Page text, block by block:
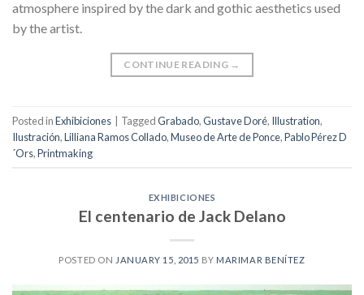
atmosphere inspired by the dark and gothic aesthetics used
by the artist.
CONTINUE READING →
Posted inExhibiciones TaggedGrabado,Gustave Doré, Illustration,
Ilustración,Lilliana Ramos Collado,Museo de Arte de Ponce,Pablo Pérez D
´Ors,Printmaking
EXHIBICIONES
El centenario de Jack Delano
POSTED ON JANUARY 15, 2015 BY MARIMAR BENÍTEZ